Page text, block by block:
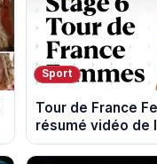
Sport
Tour de France
résumé vidéo de
Montbrison et